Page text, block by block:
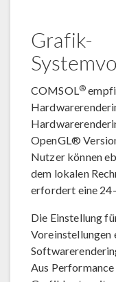
Grafik-
COMSOL®
OpenGL®
Nutzer können
dem lokalen
erfordert eine
Die Einstellung
Aus